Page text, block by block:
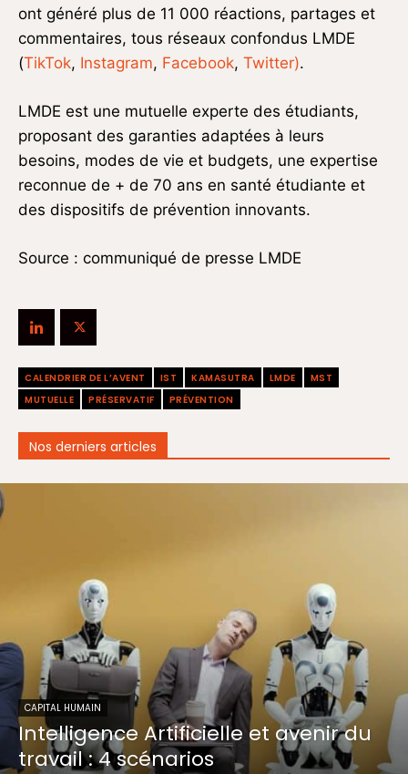
ont généré plus de 11 000 réactions, partages et
commentaires, tous réseaux confondus LMDE
(TikTok, Instagram, Facebook, Twitter).
LMDE est une mutuelle experte des étudiants,
proposant des garanties adaptées à leurs
besoins, modes de vie et budgets, une expertise
reconnue de + de 70 ans en santé étudiante et
des dispositifs de prévention innovants.
Source : communiqué de presse LMDE
CALENDRIER DE L’AVENT IST KAMASUTRA LMDE
MST
MUTUELLE
PRÉSERVATIF PRÉVENTION
Nos derniers articles
CAPITAL HUMAIN
Intelligence Artificielle et avenir du
travail : 4 scénarios